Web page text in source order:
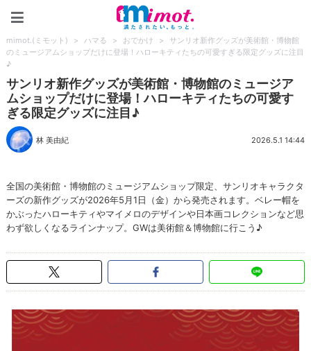
mimot.(ミモット) > ハマる > おでかけ >
サンリオ新作グッズが美術館・博物館
のミュージアムショップだけに登場！ハローキティたちの可愛すぎる限定グッズに注目
♪
サンリオ新作グッズが美術館・博物館のミュージア
ムショップだけに登場！ハローキティたちの可愛す
ぎる限定グッズに注目♪
林 美由紀 2026.5.1 14:44
全国の美術館・博物館のミュージアムショップ限定、サンリオキャラクタ
ーズの新作グッズが2026年5月1日（金）から発売されます。ベレー帽を
かぶったハローキティやマイメロのデザインや日本画コレクションなど思
わず欲しくなるラインナップ。GWは美術館＆博物館に行こう♪